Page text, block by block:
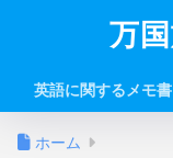
万
英語に関するメモ書
ホーム